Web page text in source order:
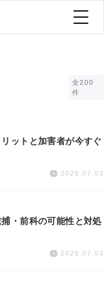
全200
件
ットと加害者が今すぐ
2026.07.03
・前科の可能性と対処
2026.07.03